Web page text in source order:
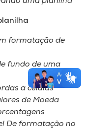
formatação de
fundo de uma
a células
de Moeda
De formatação no